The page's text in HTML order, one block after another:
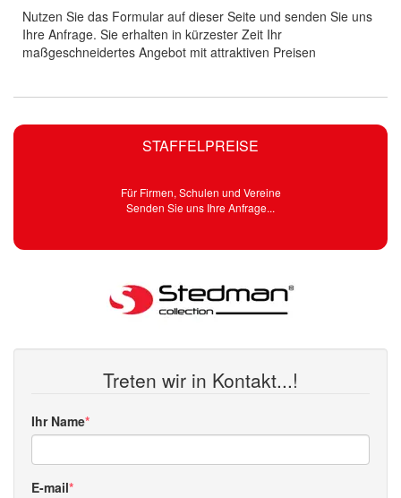
STAFFELPREISE
Für Firmen, Schulen und Vereine
Senden Sie uns Ihre Anfrage...
Treten wir in Kontakt...!
Ihr Name
E-mail
Nutzen Sie das Formular auf dieser Seite und senden Sie uns
Ihre Anfrage. Sie erhalten in kürzester Zeit Ihr
maßgeschneidertes Angebot mit attraktiven Preisen